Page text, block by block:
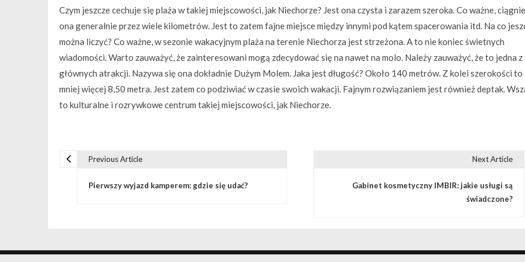
Czym jeszcze cechuje się plaża w takiej miejscowości, jak Niechorze? Jest ona czysta i zarazem szeroka. Co ważne,
ona generalnie przez wiele kilometrów. Jest to zatem fajne miejsce między innymi pod kątem spacerowania itd. Na co
można liczyć? Co ważne, w sezonie wakacyjnym plaża na terenie Niechorza jest strzeżona. A to nie koniec świetnych
wiadomości. Warto zauważyć, że zainteresowani mogą zdecydować się na nawet na molo. Należy zauważyć, że to jedna z
głównych atrakcji. Nazywa się ona dokładnie Dużym Molem. Jaka jest długość? Około 140 metrów. Z kolei szerokości to
mniej więcej 8,50 metra. Jest zatem co podziwiać w czasie swoich wakacji. Fajnym rozwiązaniem jest również deptak.
to kulturalne i rozrywkowe centrum takiej miejscowości, jak Niechorze.
Previous Article
Pierwszy wyjazd kamperem: gdzie się udać?
Next Article
Gabinet kosmetyczny IMBIR: jakie usługi są
świadczone?